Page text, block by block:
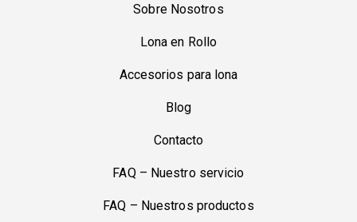
Sobre Nosotros
Lona en Rollo
Accesorios para lona
Blog
Contacto
FAQ – Nuestro servicio
FAQ – Nuestros productos